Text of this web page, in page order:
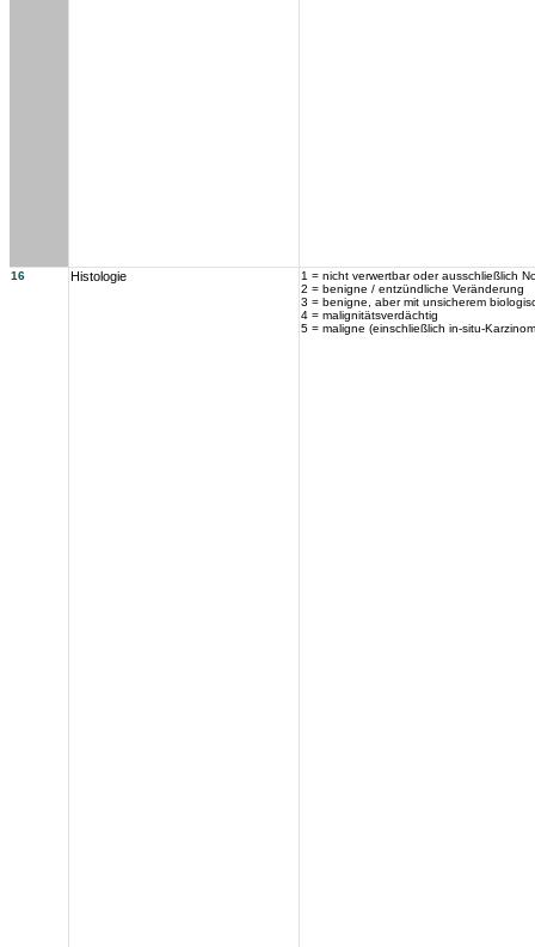
16 Histologie
1 = nicht verwertbar oder ausschließlich
2 = benigne / entzündliche Veränderung
3 = benigne, aber mit unsicherem
4 = malignitätsverdächtig
5 = maligne (einschließlich in-situ-